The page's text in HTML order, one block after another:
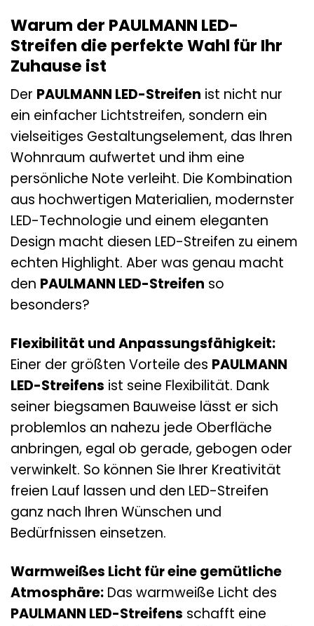
Warum der PAULMANN LED-
Streifen die perfekte Wahl für Ihr
Zuhause ist
Der PAULMANN LED-Streifen ist nicht nur
ein einfacher Lichtstreifen, sondern ein
vielseitiges Gestaltungselement, das Ihren
Wohnraum aufwertet und ihm eine
persönliche Note verleiht. Die Kombination
aus hochwertigen Materialien, modernster
LED-Technologie und einem eleganten
Design macht diesen LED-Streifen zu einem
echten Highlight. Aber was genau macht
den PAULMANN LED-Streifen so
besonders?
Flexibilität und Anpassungsfähigkeit:
Einer der größten Vorteile des PAULMANN
LED-Streifens ist seine Flexibilität. Dank
seiner biegsamen Bauweise lässt er sich
problemlos an nahezu jede Oberfläche
anbringen, egal ob gerade, gebogen oder
verwinkelt. So können Sie Ihrer Kreativität
freien Lauf lassen und den LED-Streifen
ganz nach Ihren Wünschen und
Bedürfnissen einsetzen.
Warmweißes Licht für eine gemütliche
Atmosphäre: Das warmweiße Licht des
PAULMANN LED-Streifens schafft eine